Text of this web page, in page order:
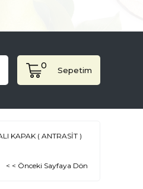
Sepetim
0
KAPAK ( ANTRASİT )
< < Önceki Sayfaya Dön